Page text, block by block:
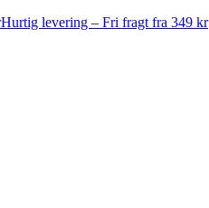
Hurtig levering – Fri fragt fra 349 kr